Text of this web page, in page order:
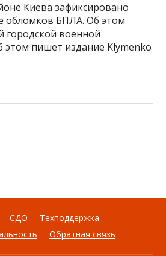
Киева зафиксировано
обломков БПЛА. Об этом
городской военной
этом пишет издание Klymenko
СДО
Техподдержка
Обратная связь